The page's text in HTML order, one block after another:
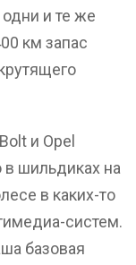
и те же
км запас
и Opel
в шильдиках на
в каких-то
систем.
базовая